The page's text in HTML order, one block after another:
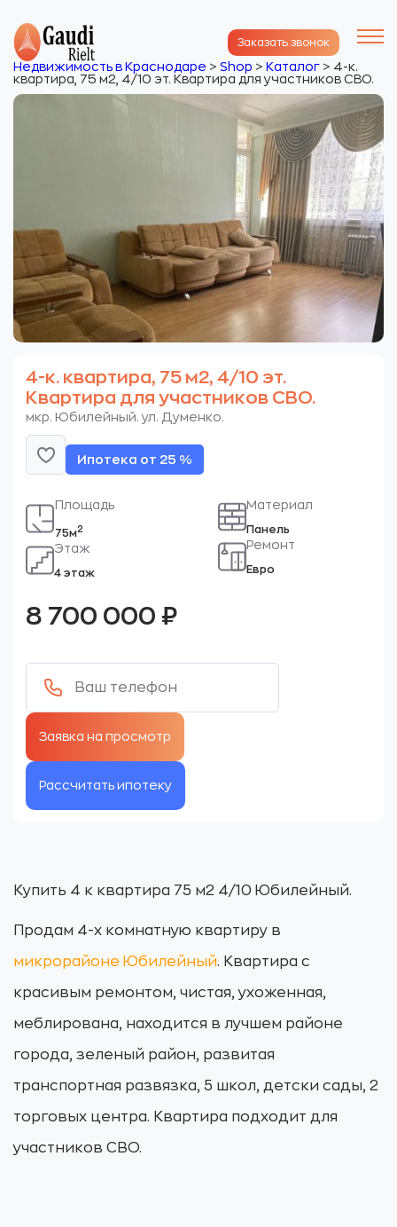
Заказать звонок
Недвижимость в Краснодаре > Shop > Каталог > 4-к.
квартира, 75 м2, 4/10 эт. Квартира для участников СВО.
4-к. квартира, 75 м2, 4/10 эт.
Квартира для участников СВО.
мкр. Юбилейный. ул. Думенко.
Ипотека от 25 %
Площадь
75м2
Этаж
4 этаж
Материал
Панель
Ремонт
Евро
8 700 000 ₽
Рассчитать ипотеку
Купить 4 к квартира 75 м2 4/10 Юбилейный.
Продам 4-х комнатную квартиру в
микрорайоне Юбилейный. Квартира с
красивым ремонтом, чистая, ухоженная,
меблирована, находится в лучшем районе
города, зеленый район, развитая
транспортная развязка, 5 школ, детски сады, 2
торговых центра. Квартира подходит для
участников СВО.